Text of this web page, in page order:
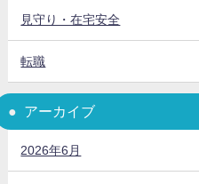
見守り・在宅安全
転職
アーカイブ
2026年6月